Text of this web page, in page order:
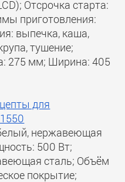
Отсрочка старта:
приготовления:
выпечка, каша,
тушение;
275 мм; Ширина: 405
для
нержавеющая
500 Вт;
сталь; Объём
покрытие;